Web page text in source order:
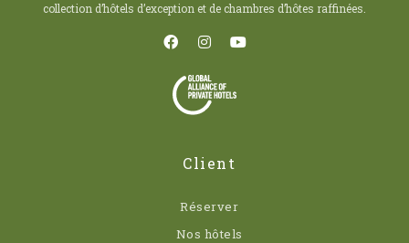
collection d’hôtels d’exception et de chambres d’hôtes raffinées.
Client
Réserver
Nos hôtels